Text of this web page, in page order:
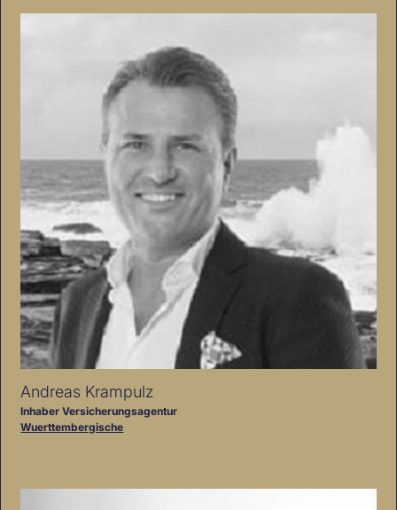
Andreas Krampulz
Inhaber Versicherungsagentur
Wuerttembergische